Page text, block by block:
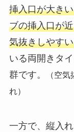
挿入口が大き
ブの挿入口が
気抜きしやすい
いる両開きタ
群です。
（空
れ）
一方で、縦入